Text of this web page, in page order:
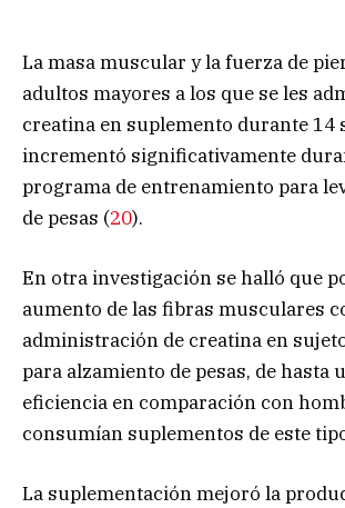
La masa muscular y la fuerza de
adultos mayores a los que se les
creatina en suplemento durante 14
incrementó significativamente
programa de entrenamiento para
de pesas (20).
En otra investigación se halló que
aumento de las fibras musculares
administración de creatina en
para alzamiento de pesas, de hasta
eficiencia en comparación con
consumían suplementos de este
La suplementación mejoró la